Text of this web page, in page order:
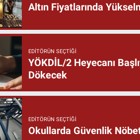
Altın Fiyatlarında
EDITÖRÜN SEÇTIĞI
YÖKDİL/2 Heyecanı
Dökecek
EDITÖRÜN SEÇTIĞI
Okullarda Güvenlik